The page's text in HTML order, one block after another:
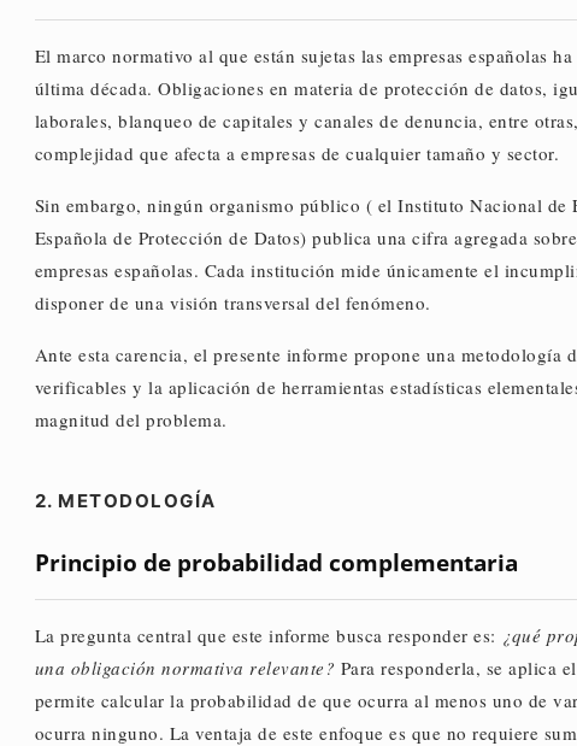
El marco normativo al que están sujetas las empresas españolas
última década. Obligaciones en materia de protección de datos,
laborales, blanqueo de capitales y canales de denuncia, entre
complejidad que afecta a empresas de cualquier tamaño y sector.
Sin embargo, ningún organismo público ( el Instituto Nacional
Española de Protección de Datos) publica una cifra agregada
empresas españolas. Cada institución mide únicamente el
disponer de una visión transversal del fenómeno.
Ante esta carencia, el presente informe propone una metodología
verificables y la aplicación de herramientas estadísticas
magnitud del problema.
2. METODOLOGÍA
Principio de probabilidad complementaria
La pregunta central que este informe busca responder es: ¿qué
una obligación normativa relevante? Para responderla, se aplica
permite calcular la probabilidad de que ocurra al menos uno de
ocurra ninguno. La ventaja de este enfoque es que no requiere